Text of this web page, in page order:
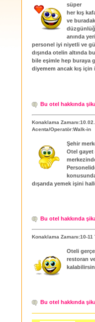
süper
her kış
ve
anında
personel iyi niyetli ve
dışında otelin altında
bile eşimle hep buraya
diyemem ancak kış
Bu otel hakkında
Konaklama
Acenta/Operatör:Walk-in
Şehir
Otel gayet
dışarıda yemek işini
Bu otel hakkında
Konaklama Zamanı:10-11
Oteli
restoran
Bu otel hakkında